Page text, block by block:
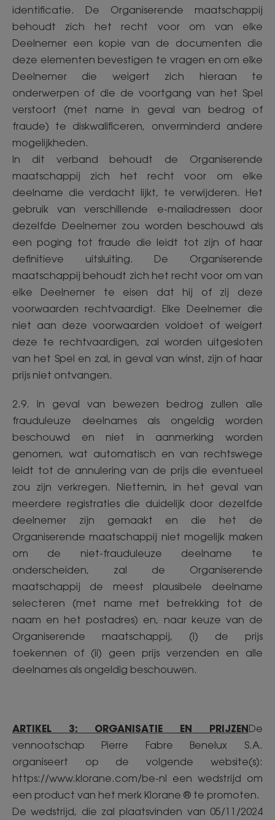
identificatie. De Organiserende maatschappij
behoudt zich het recht voor om van elke
Deelnemer een kopie van de documenten die
deze elementen bevestigen te vragen en om elke
Deelnemer die weigert zich hieraan te
onderwerpen of die de voortgang van het Spel
verstoort (met name in geval van bedrog of
fraude) te diskwalificeren, onverminderd andere
mogelijkheden.
In dit verband behoudt de Organiserende
maatschappij zich het recht voor om elke
deelname die verdacht lijkt, te verwijderen. Het
gebruik van verschillende e-mailadressen door
dezelfde Deelnemer zou worden beschouwd als
een poging tot fraude die leidt tot zijn of haar
definitieve uitsluiting. De Organiserende
maatschappij behoudt zich het recht voor om van
elke Deelnemer te eisen dat hij of zij deze
voorwaarden rechtvaardigt. Elke Deelnemer die
niet aan deze voorwaarden voldoet of weigert
deze te rechtvaardigen, zal worden uitgesloten
van het Spel en zal, in geval van winst, zijn of haar
prijs niet ontvangen.
2.9. In geval van bewezen bedrog zullen alle
frauduleuze deelnames als ongeldig worden
beschouwd en niet in aanmerking worden
genomen, wat automatisch en van rechtswege
leidt tot de annulering van de prijs die eventueel
zou zijn verkregen. Niettemin, in het geval van
meerdere registraties die duidelijk door dezelfde
deelnemer zijn gemaakt en die het de
Organiserende maatschappij niet mogelijk maken
om de niet-frauduleuze deelname te
onderscheiden, zal de Organiserende
maatschappij de meest plausibele deelname
selecteren (met name met betrekking tot de
naam en het postadres) en, naar keuze van de
Organiserende maatschappij, (i) de prijs
toekennen of (ii) geen prijs verzenden en alle
deelnames als ongeldig beschouwen.
ARTIKEL 3: ORGANISATIE EN PRIJZENDe
vennootschap Pierre Fabre Benelux S.A.
organiseert op de volgende website(s):
https://www.klorane.com/be-nl een wedstrijd om
een product van het merk Klorane ® te promoten.
De wedstrijd, die zal plaatsvinden van 05/11/2024